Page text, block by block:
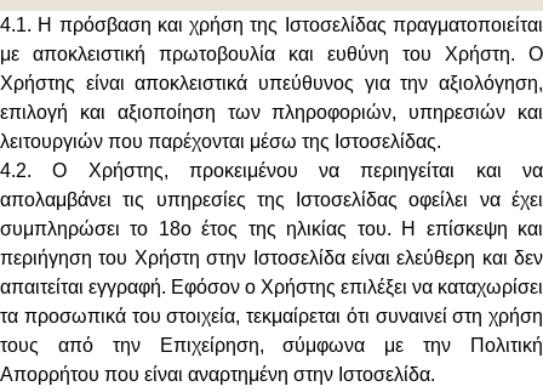
4.1. Η πρόσβαση και χρήση της Ιστοσελίδας πραγματοποιείται
με αποκλειστική πρωτοβουλία και ευθύνη του Χρήστη. Ο
Χρήστης είναι αποκλειστικά υπεύθυνος για την αξιολόγηση,
επιλογή και αξιοποίηση των πληροφοριών, υπηρεσιών και
λειτουργιών που παρέχονται μέσω της Ιστοσελίδας.
4.2. Ο Χρήστης, προκειμένου να περιηγείται και να
απολαμβάνει τις υπηρεσίες της Ιστοσελίδας οφείλει να έχει
συμπληρώσει το 18ο έτος της ηλικίας του. Η επίσκεψη και
περιήγηση του Χρήστη στην Ιστοσελίδα είναι ελεύθερη και δεν
απαιτείται εγγραφή. Εφόσον ο Χρήστης επιλέξει να καταχωρίσει
τα προσωπικά του στοιχεία, τεκμαίρεται ότι συναινεί στη χρήση
τους από την Επιχείρηση, σύμφωνα με την Πολιτική
Απορρήτου που είναι αναρτημένη στην Ιστοσελίδα.